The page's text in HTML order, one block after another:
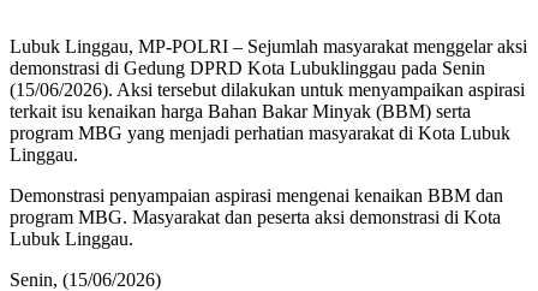
Lubuk Linggau, MP-POLRI – Sejumlah masyarakat menggelar aksi
demonstrasi di Gedung DPRD Kota Lubuklinggau pada Senin
(15/06/2026). Aksi tersebut dilakukan untuk menyampaikan aspirasi
terkait isu kenaikan harga Bahan Bakar Minyak (BBM) serta
program MBG yang menjadi perhatian masyarakat di Kota Lubuk
Linggau.
Demonstrasi penyampaian aspirasi mengenai kenaikan BBM dan
program MBG. Masyarakat dan peserta aksi demonstrasi di Kota
Lubuk Linggau.
Senin, (15/06/2026)